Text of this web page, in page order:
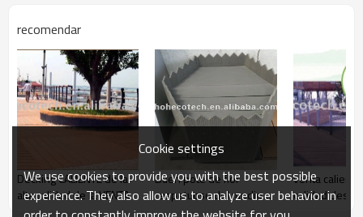
L respetuosos del medio ambiente, reciclable
L produce fácilmente y fácil de fabricar
L no contiene productos químicos tóxicos o conservantes
L resistencia a la pudrición y el crack
L resistente a la humedad, de baja propagación de la llama
L resistencia a los uv, durable
recomendar
Decking CALIENTE de la
alta calidad de la VENTA
Buen pote de flor
respetuoso del medio
ambiente del jardín del
venta
calidad
Cookie settings
We use cookies to provide you with the best possible
experience. They also allow us to analyze user behavior in